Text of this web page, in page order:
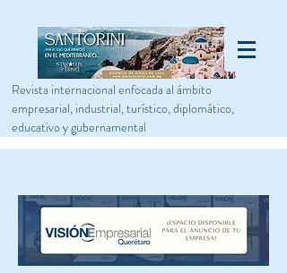
Revista internacional enfocada al ámbito
empresarial, industrial, turístico, diplomático,
educativo y gubernamental